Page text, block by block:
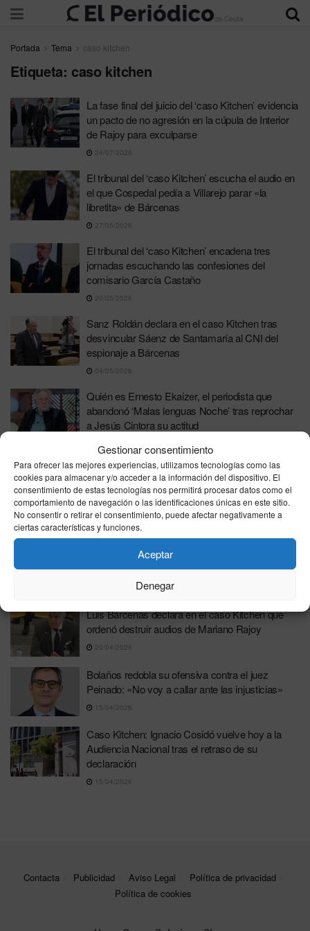
Gestionar consentimiento
Para ofrecer las mejores experiencias, utilizamos tecnologías como las
cookies para almacenar y/o acceder a la información del dispositivo. El
consentimiento de estas tecnologías nos permitirá procesar datos como el
comportamiento de navegación o las identificaciones únicas en este sitio.
No consentir o retirar el consentimiento, puede afectar negativamente a
ciertas características y funciones.
Aceptar
Denegar
Portada Tema caso kitchen
Etiqueta: caso kitchen
La fase final del juicio del ‘caso Kitchen’ evidencia
un pacto de no agresión en la cúpula de Interior
de Rajoy para exculparse
24/07/2026
El tribunal del ‘caso Kitchen’ escucha el audio en
el que Cospedal pedía a Villarejo parar «la
libretita» de Bárcenas
27/05/2026
El tribunal del ‘caso Kitchen’ encadena tres
jornadas escuchando las confesiones del
comisario García Castaño
20/05/2026
Sanz Roldán declara en el caso Kitchen tras
desvincular Sáenz de Santamaría al CNI del
espionaje a Bárcenas
04/05/2026
Quién es Ernesto Ekaizer, el periodista que
abandonó ‘Malas lenguas Noche’ tras reprochar
a Jesús Cintora su actitud
Rajoy marca distancias con Bárcenas: «Mi
relación cambió cuando supo que tenía 48
millones en Suiza»
23/04/2026
El «caso Kitchen» revela la intimidad de una
traición: El chófer de los Bárcenas era «uno más
de la familia»
Luis Bárcenas declara en el caso Kitchen que
ordenó destruir audios de Mariano Rajoy
20/04/2026
Bolaños redobla su ofensiva contra el juez
Peinado: «No voy a callar ante las injusticias»
15/04/2026
Caso Kitchen: Ignacio Cosidó vuelve hoy a la
Audiencia Nacional tras el retraso de su
declaración
15/04/2026
Contacta Publicidad Aviso Legal
Política de privacidad
Política de cookies